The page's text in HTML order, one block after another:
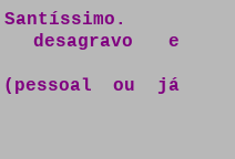
desagravo e
ou já